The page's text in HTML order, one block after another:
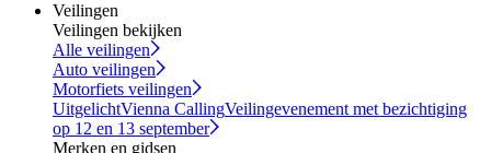
Veilingen
Veilingen bekijken
Alle veilingen
Auto veilingen
Motorfiets veilingen
UitgelichtVienna CallingVeilingevenement met bezichtiging
op 12 en 13 september
Merken en gidsen